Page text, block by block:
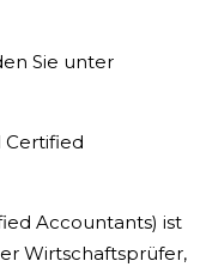
Sie unter
Certified
Accountants) ist
Wirtschaftsprüfer,